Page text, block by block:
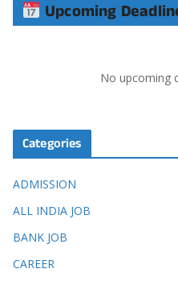
Upcoming
No upcoming
Categories
ADMISSION
ALL INDIA JOB
BANK JOB
CAREER